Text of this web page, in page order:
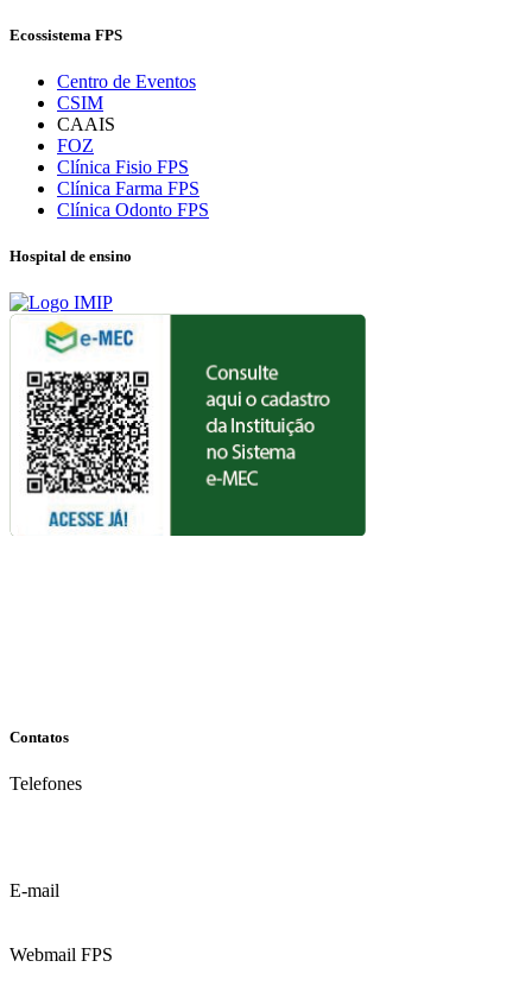
Ecossistema FPS
Centro de Eventos
CSIM
CAAIS
FOZ
Clínica Fisio FPS
Clínica Farma FPS
Clínica Odonto FPS
Hospital de ensino
Contatos
Telefones
E-mail
Webmail FPS